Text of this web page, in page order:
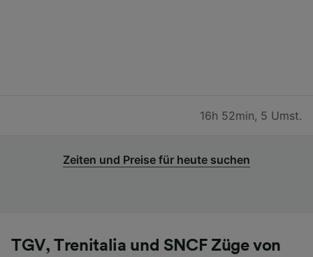
16h 52min, 5 Umst.
Zeiten und Preise für heute suchen
TGV, Trenitalia und SNCF Züge von